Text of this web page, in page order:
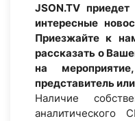
JSON.TV
интересные
Приезжайте к
рассказать о
на
представитель
Наличие
аналитического